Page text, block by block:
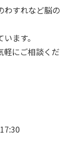
わすれなど脳の
ます。
軽にご相談くだ